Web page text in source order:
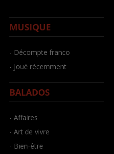
MUSIQUE
- Décompte franco
- Joué récemment
BALADOS
- Affaires
- Art de vivre
- Bien-être